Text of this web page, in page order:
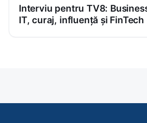
Interviu pentru TV8:
IT, curaj, influență și FinTech